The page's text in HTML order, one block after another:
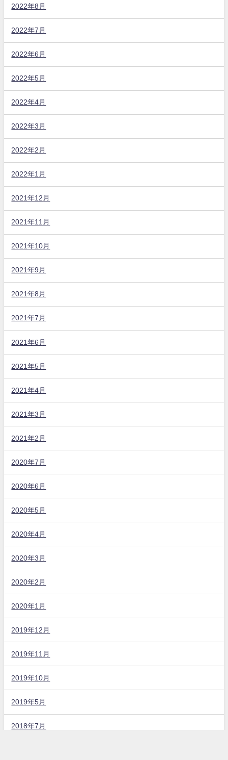
2022年8月
2022年7月
2022年6月
2022年5月
2022年4月
2022年3月
2022年2月
2022年1月
2021年12月
2021年11月
2021年10月
2021年9月
2021年8月
2021年7月
2021年6月
2021年5月
2021年4月
2021年3月
2021年2月
2020年7月
2020年6月
2020年5月
2020年4月
2020年3月
2020年2月
2020年1月
2019年12月
2019年11月
2019年10月
2019年5月
2018年7月